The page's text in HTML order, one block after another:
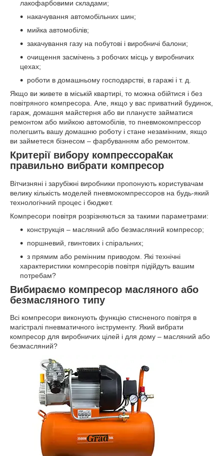
лакофарбовими складами;
накачування автомобільних шин;
мийка автомобілів;
закачування газу на побутові і виробничі балони;
очищення засмічень з робочих місць у виробничих
цехах;
роботи в домашньому господарстві, в гаражі і т. д.
Якщо ви живете в міській квартирі, то можна обійтися і без
повітряного компресора. Але, якщо у вас приватний будинок,
гараж, домашня майстерня або ви плануєте займатися
ремонтом або мийкою автомобілів, то пневмокомпрессор
полегшить вашу домашню роботу і стане незамінним, якщо
ви займетеся бізнесом – фарбуванням або ремонтом.
Критерії вибору компрессораКак
правильно вибрати компресор
Вітчизняні і зарубіжні виробники пропонують користувачам
велику кількість моделей пневмокомпрессоров на будь-який
технологічний процес і бюджет.
Компресори повітря розрізняються за такими параметрами:
конструкція – масляний або безмасляний компресор;
поршневий, гвинтових і спіральних;
з прямим або ремінним приводом. Які технічні
характеристики компресорів повітря підійдуть вашим
потребам?
Вибираємо компресор масляного або
безмасляного типу
Всі компресори виконують функцію стисненого повітря в
магістралі пневматичного інструменту. Який вибрати
компресор для виробничих цілей і для дому – масляний або
безмасляний?